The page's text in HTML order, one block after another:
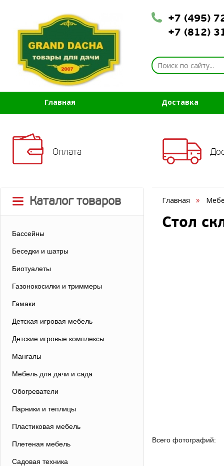
+7 (495)
+7 (812)
Главная Доставка
Оплата
Каталог товаров
Бассейны
Беседки и шатры
Биотуалеты
Газонокосилки и триммеры
Гамаки
Детская игровая мебель
Детские игровые комплексы
Мангалы
Мебель для дачи и сада
Обогреватели
Парники и теплицы
Пластиковая мебель
Плетеная мебель
Садовая техника
Главная
Стол
Всего фотографий: